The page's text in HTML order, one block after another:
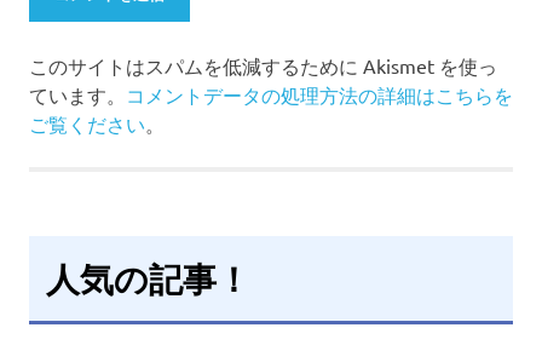
このサイトはスパムを低減するために Akismet を使っ
ています。 コメントデータの処理方法の詳細はこちらを
ご覧ください。
人気の記事！